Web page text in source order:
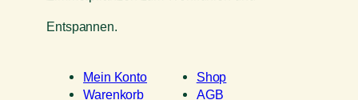
Entspannen.
Mein Konto
Warenkorb
Shop
AGB